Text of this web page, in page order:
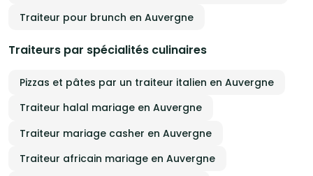
Traiteur pour brunch en Auvergne
Traiteurs par spécialités culinaires
Pizzas et pâtes par un traiteur italien en Auvergne
Traiteur halal mariage en Auvergne
Traiteur mariage casher en Auvergne
Traiteur africain mariage en Auvergne